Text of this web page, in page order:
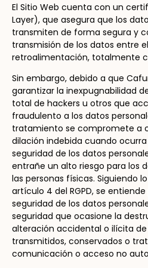
El Sitio Web cuenta con un
Layer), que asegura que los
transmiten de forma segura y
transmisión de los datos entre
retroalimentación, totalmente
Sin embargo, debido a que
garantizar la inexpugnabilidad
total de hackers u otros que
fraudulento a los datos
tratamiento se compromete a
dilación indebida cuando
seguridad de los datos
entrañe un alto riesgo para los
las personas físicas. Siguiendo
artículo 4 del RGPD, se
seguridad de los datos
seguridad que ocasione la
alteración accidental o ilícita
transmitidos, conservados o
comunicación o acceso no